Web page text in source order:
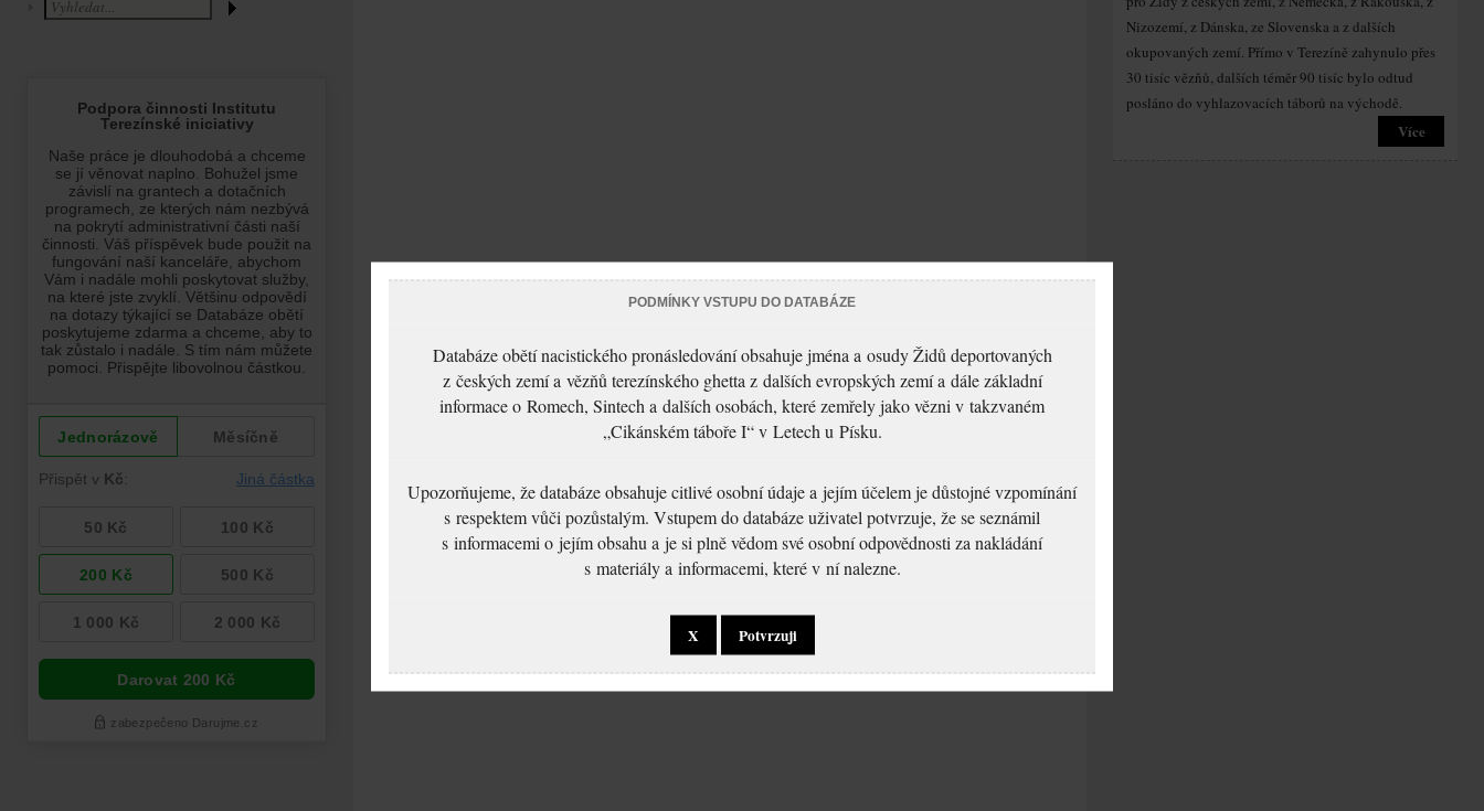
Nizozemí, z Dánska, ze Slovenska a z dalších
okupovaných zemí. Přímo v Terezíně zahynulo přes
30 tisíc vězňů, dalších téměr 90 tisíc bylo odtud
posláno do vyhlazovacích táborů na východě.
Více
PODMÍNKY VSTUPU DO DATABÁZE
Databáze obětí nacistického pronásledování obsahuje jména a osudy Židů deportovaných
z českých zemí a vězňů terezínského ghetta z dalších evropských zemí a dále základní
informace o Romech, Sintech a dalších osobách, které zemřely jako vězni v takzvaném
„Cikánském táboře I“ v Letech u Písku.
Upozorňujeme, že databáze obsahuje citlivé osobní údaje a jejím účelem je důstojné vzpomínání
s respektem vůči pozůstalým. Vstupem do databáze uživatel potvrzuje, že se seznámil
s informacemi o jejím obsahu a je si plně vědom své osobní odpovědnosti za nakládání
s materiály a informacemi, které v ní nalezne.
X Potvrzuji